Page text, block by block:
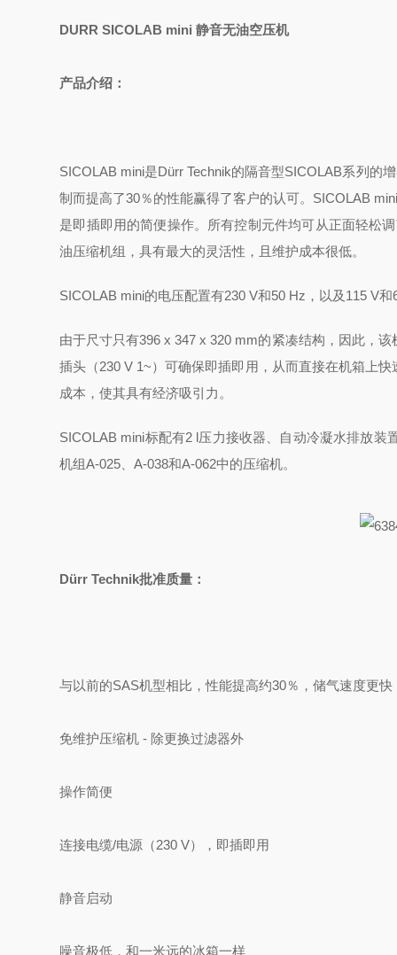
DURR SICOLAB mini 静音无油空压机
产品介绍：
SICOLAB mini是Dürr Technik的隔音型SICOLAB系列的
制而提高了30％的性能赢得了客户的认可。SICOLAB
是即插即用的简便操作。所有控制元件均可从正面轻松
油压缩机组，具有最大的灵活性，且维护成本很低。
SICOLAB mini的电压配置有230 V和50 Hz，以及115 V
由于尺寸只有396 x 347 x 320 mm的紧凑结构，因此，
插头（230 V 1~）可确保即插即用，从而直接在机箱上
成本，使其具有经济吸引力。
SICOLAB mini标配有2 l压力接收器、自动冷凝水排放
机组A-025、A-038和A-062中的压缩机。
Dürr Technik批准质量：
与以前的SAS机型相比，性能提高约30％，储气速度更快
免维护压缩机 - 除更换过滤器外
操作简便
连接电缆/电源（230 V），即插即用
静音启动
噪音极低，和一米远的冰箱一样